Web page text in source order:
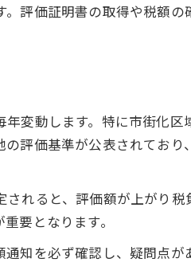
で便利な選択肢
を最小限に
を詳しく解説
続きと注意事項
課税ラインを確認
空き地税金負担
評価証明書の取得や税額
変動します。特に市街化
評価基準が公表されてお
れると、評価額が上がり
要となります。
知を必ず確認し、疑問点